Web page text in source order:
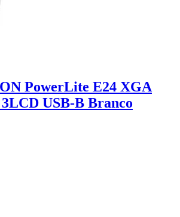
PowerLite E24 XGA
USB-B Branco